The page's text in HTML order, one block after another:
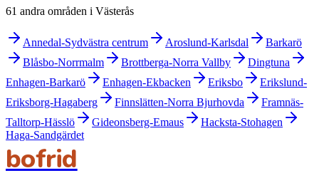
61 andra områden i Västerås
Annedal-Sydvästra centrum Aroslund-Karlsdal
Barkarö
Blåsbo-Norrmalm
Brottberga-Norra Vallby
Dingtuna
Enhagen-Barkarö
Enhagen-Ekbacken Eriksbo
Erikslund-
Eriksborg-Hagaberg
Finnslätten-Norra Bjurhovda
Framnäs-
Talltorp-Hässlö
Gideonsberg-Emaus
Hacksta-Stohagen
Haga-Sandgärdet
bofrid